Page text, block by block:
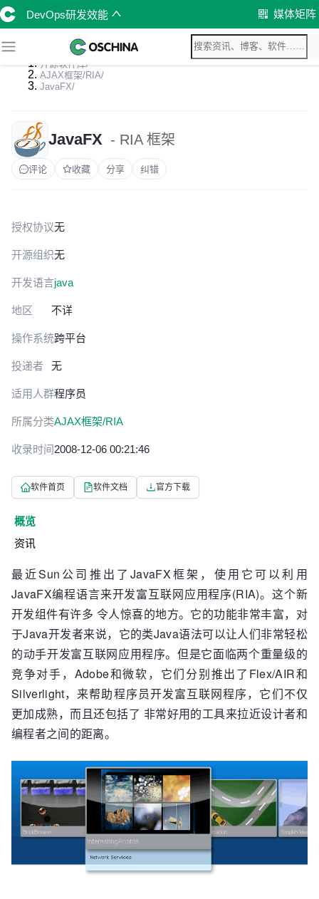
DevOps研发效能 媒体矩阵
开源软件库/
AJAX框架/RIA/
JavaFX/
JavaFX - RIA 框架
评论 收藏 分享 纠错
授权协议无
开源组织无
开发语言java
地区 不详
操作系统跨平台
投递者 无
适用人群程序员
所属分类AJAX框架/RIA
收录时间2008-12-06 00:21:46
软件首页 软件文档 官方下载
概览
资讯
最近Sun公司推出了JavaFX框架，使用它可以利用
JavaFX编程语言来开发富互联网应用程序(RIA)。这个新
开发组件有许多 令人惊喜的地方。它的功能非常丰富，对
于Java开发者来说，它的类Java语法可以让人们非常轻松
的动手开发富互联网应用程序。但是它面临两个重量级的
竞争对手，Adobe和微软，它们分别推出了Flex/AIR和
Silverlight，来帮助程序员开发富互联网程序，它们不仅
更加成熟，而且还包括了 非常好用的工具来拉近设计者和
编程者之间的距离。